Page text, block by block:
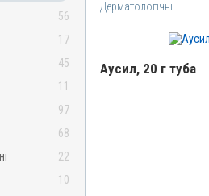
56
17
45
11
97
68
22
10
Дерматологічні
Аусил, 20 г туба